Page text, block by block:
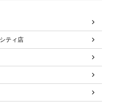
ティ店